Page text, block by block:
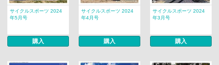
サイクルスポーツ 2024
年5月号
購入
サイクルスポーツ 2024
年4月号
購入
サイクルスポーツ 2024
年3月号
購入